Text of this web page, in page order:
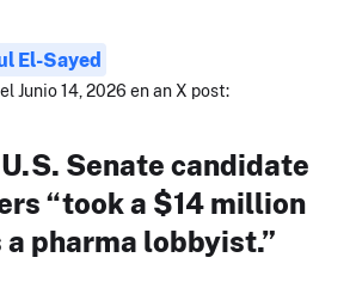
El-Sayed
Junio 14, 2026 en an X post:
Senate candidate
“took a $14 million
a pharma lobbyist.”